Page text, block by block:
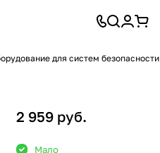
для систем безопасности
2 959 руб.
Мало